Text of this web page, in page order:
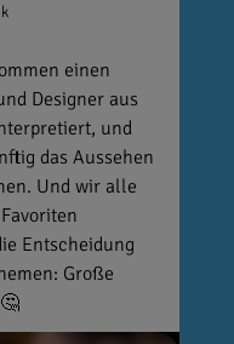
einen
Designer aus
und
das Aussehen
Und wir alle
Entscheidung
Große